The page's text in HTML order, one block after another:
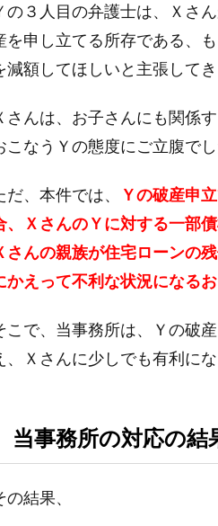
の３人目の弁護士は、 Ｘさ
を申し立てる所存である、
減額してほしいと主張してき
さんは、お子さんにも関係
こなうＹの態度にご立腹でし
だ、本件では、 Ｙの破産申
ＸさんのＹに対する一部
さんの親族が住宅ローンの
かえって不利な状況になる
こで、当事務所は、Ｙの破
、
Ｘさんに少しでも有利に
当事務所の対応の結
の結果、